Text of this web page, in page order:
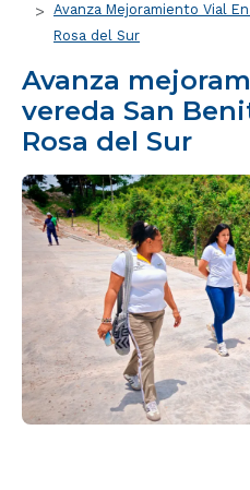
Avanza Mejoramiento Vial
Rosa del Sur
Avanza
vereda San
Rosa del Sur